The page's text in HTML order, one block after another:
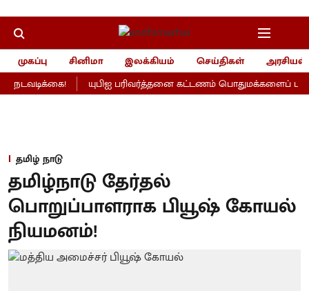
முகப்பு சினிமா இலக்கியம் செய்திகள்
அரசியல்
யுபிஐ பரிவர்த்தனை கட்டணம் பொதுமக்களைப்
தமிழ் நாடு
தமிழ்நாடு தேர்தல்
பொறுப்பாளராக பியூஷ் கோயல்
நியமனம்!